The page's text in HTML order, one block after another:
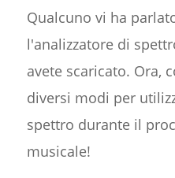
Qualcuno vi ha
l'analizzatore di
avete scaricato. Ora,
diversi modi per
spettro durante il
musicale!